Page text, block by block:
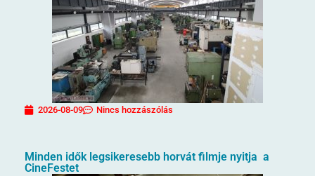
2026-08-09 Nincs hozzászólás
Minden idők legsikeresebb horvát filmje nyitja a
CineFestet